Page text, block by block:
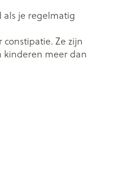
als je regelmatig
Ze zijn
kinderen meer dan